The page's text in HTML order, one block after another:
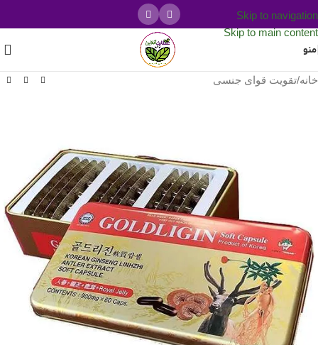
Skip to navigation
Skip to main content
منو
خانه/تقویت قوای جنسی